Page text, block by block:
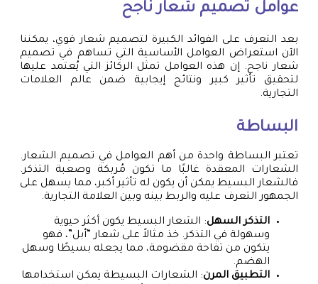
عوامل تصميم شعار ناجح
بعد التعرف على الفوائد الكبيرة لتصميم شعار قوي، يمكننا
الآن استعراض العوامل الأساسية التي تساهم في تصميم
شعار ناجح. إن هذه العوامل تمثل الركائز التي يُعتمد عليها
لتحقيق تأثير كبير ونتائج إيجابية ضمن عالم العلامات
التجارية.
البساطة
تعتبر البساطة واحدة من أهم العوامل في تصميم الشعار.
الشعارات المعقدة غالبًا ما تكون مُربكة وصعبة التذكر.
فالشعار البسيط يمكن أن يكون له تأثير أكبر، مما يسهل على
الجمهور التعرف عليه والربط بينه وبين العلامة التجارية.
التذكر السهل: الشعار البسيط يكون أكثر حيوية
وسهولة في التذكر. خذ مثالاً على شعار “أبل”، فهو
يتكون من تفاحة مقضومة، مما يجعله بسيطًا وسهل
الهضم.
التطبيق المرن: الشعارات البسيطة يمكن استخدامها